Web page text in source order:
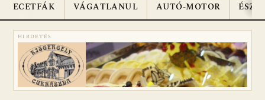
ECETFÁK VÁGATLANUL AUTÓ-MOTOR
HIRDETÉS